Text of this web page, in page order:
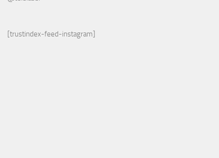
[trustindex-feed-instagram]